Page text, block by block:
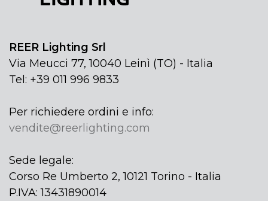
REER Lighting Srl
Via Meucci 77, 10040 Leinì (TO) - Italia
Tel: +39 011 996 9833
Per richiedere ordini e info:
vendite@reerlighting.com
Sede legale:
Corso Re Umberto 2, 10121 Torino - Italia
P.IVA: 13431890014